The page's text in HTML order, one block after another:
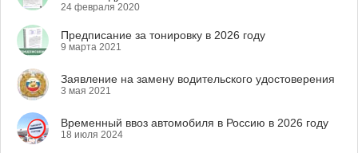
24 февраля 2020
Предписание за тонировку в 2026 году
9 марта 2021
Заявление на замену водительского удостоверения
3 мая 2021
Временный ввоз автомобиля в Россию в 2026 году
18 июля 2024